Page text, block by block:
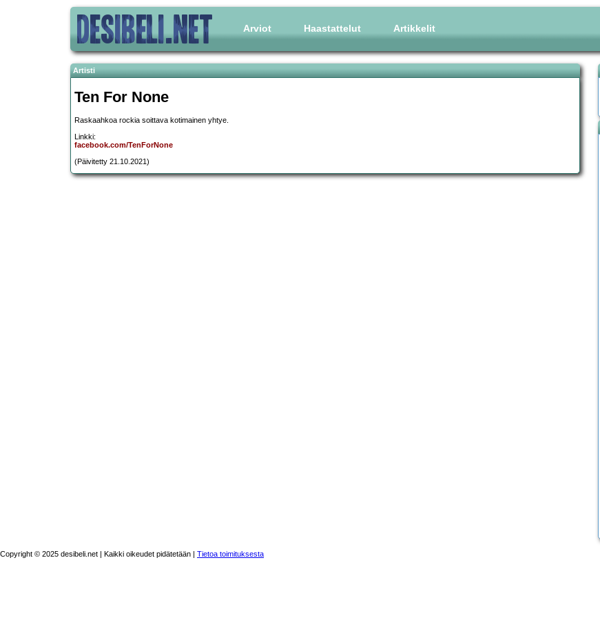
Arviot Haastattelut Artikkelit
Artisti
Ten For None
Raskaahkoa rockia soittava kotimainen yhtye.
Linkki:
facebook.com/TenForNone
(Päivitetty 21.10.2021)
Copyright © 2025 desibeli.net | Kaikki oikeudet pidätetään | Tietoa toimituksesta